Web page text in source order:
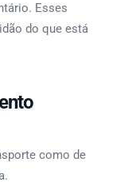
Esses
do que está
como de